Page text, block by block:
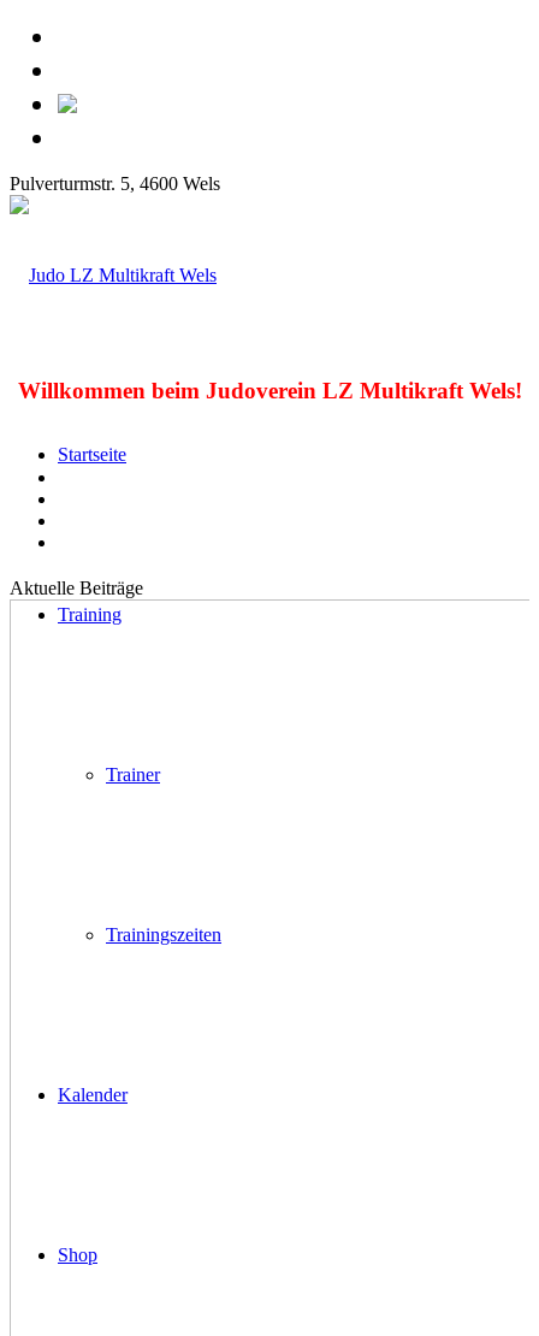
Pulverturmstr. 5, 4600 Wels
Startseite
Training
Trainer
Trainingszeiten
Kalender
Shop
Willkommen beim Judoverein LZ Multikraft Wels!
Aktuelle Beiträge